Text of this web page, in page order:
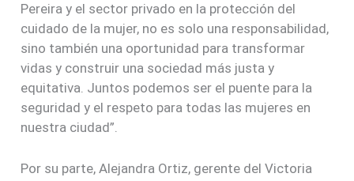
Pereira y el sector privado en la protección del
cuidado de la mujer, no es solo una responsabilidad,
sino también una oportunidad para transformar
vidas y construir una sociedad más justa y
equitativa. Juntos podemos ser el puente para la
seguridad y el respeto para todas las mujeres en
nuestra ciudad”.
Por su parte, Alejandra Ortiz, gerente del Victoria